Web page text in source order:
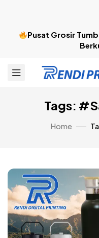
Pusat Grosir
Tags:
Home